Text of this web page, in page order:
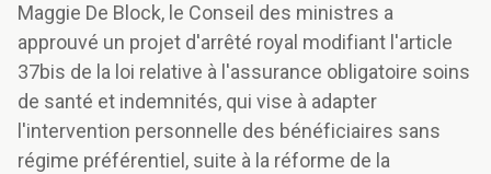
Maggie De Block, le Conseil des ministres a
approuvé un projet d'arrêté royal modifiant l'article
37bis de la loi relative à l'assurance obligatoire soins
de santé et indemnités, qui vise à adapter
l'intervention personnelle des bénéficiaires sans
régime préférentiel, suite à la réforme de la